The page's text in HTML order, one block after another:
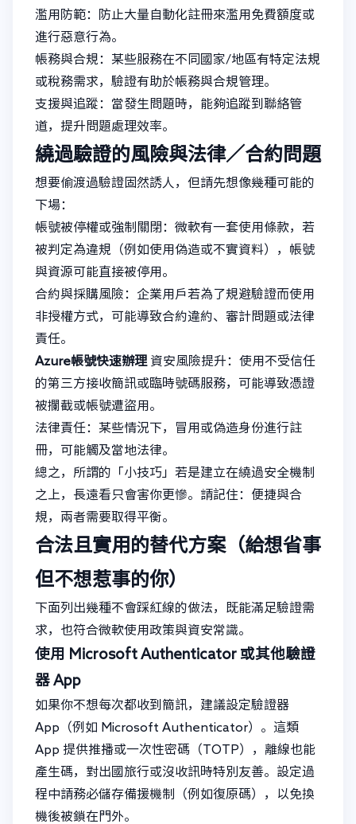
濫用防範：防止大量自動化註冊來濫用免費額度或
進行惡意行為。
帳務與合規：某些服務在不同國家/地區有特定法規
或稅務需求，驗證有助於帳務與合規管理。
支援與追蹤：當發生問題時，能夠追蹤到聯絡管
道，提升問題處理效率。
繞過驗證的風險與法律／合約問題
想要偷渡過驗證固然誘人，但請先想像幾種可能的
下場：
帳號被停權或強制關閉：微軟有一套使用條款，若
被判定為違規（例如使用偽造或不實資料），帳號
與資源可能直接被停用。
合約與採購風險：企業用戶若為了規避驗證而使用
非授權方式，可能導致合約違約、審計問題或法律
責任。
Azure帳號快速辦理 資安風險提升：使用不受信任
的第三方接收簡訊或臨時號碼服務，可能導致憑證
被攔截或帳號遭盜用。
法律責任：某些情況下，冒用或偽造身份進行註
冊，可能觸及當地法律。
總之，所謂的「小技巧」若是建立在繞過安全機制
之上，長遠看只會害你更慘。請記住：便捷與合
規，兩者需要取得平衡。
合法且實用的替代方案（給想省事
但不想惹事的你）
下面列出幾種不會踩紅線的做法，既能滿足驗證需
求，也符合微軟使用政策與資安常識。
使用 Microsoft Authenticator 或其他驗證
器 App
如果你不想每次都收到簡訊，建議設定驗證器
App（例如 Microsoft Authenticator）。這類
App 提供推播或一次性密碼（TOTP），離線也能
產生碼，對出國旅行或沒收訊時特別友善。設定過
程中請務必儲存備援機制（例如復原碼），以免換
機後被鎖在門外。